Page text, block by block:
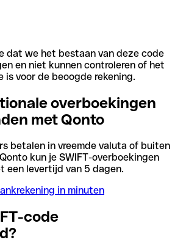
dat we het bestaan van deze code
en niet kunnen controleren of het
is voor de beoogde rekening.
overboekingen
met Qonto
betalen in vreemde valuta of buiten
kun je SWIFT-overboekingen
een levertijd van 5 dagen.
in minuten
code